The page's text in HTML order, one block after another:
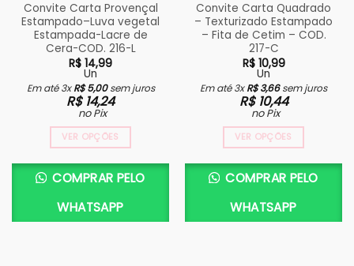
Convite Carta Provençal
Estampado–Luva vegetal
Estampada-Lacre de
Cera-COD. 216-L
R$ 14,99
Un
Em até 3xR$5,00sem juros
R$14,24
no Pix
VER OPÇÕES
COMPRAR PELO
WHATSAPP
Convite Carta Quadrado
– Texturizado Estampado
– Fita de Cetim – COD.
217-C
R$10,99
Un
Em até 3xR$3,66sem juros
R$10,44
no Pix
VER OPÇÕES
COMPRAR PELO
WHATSAPP